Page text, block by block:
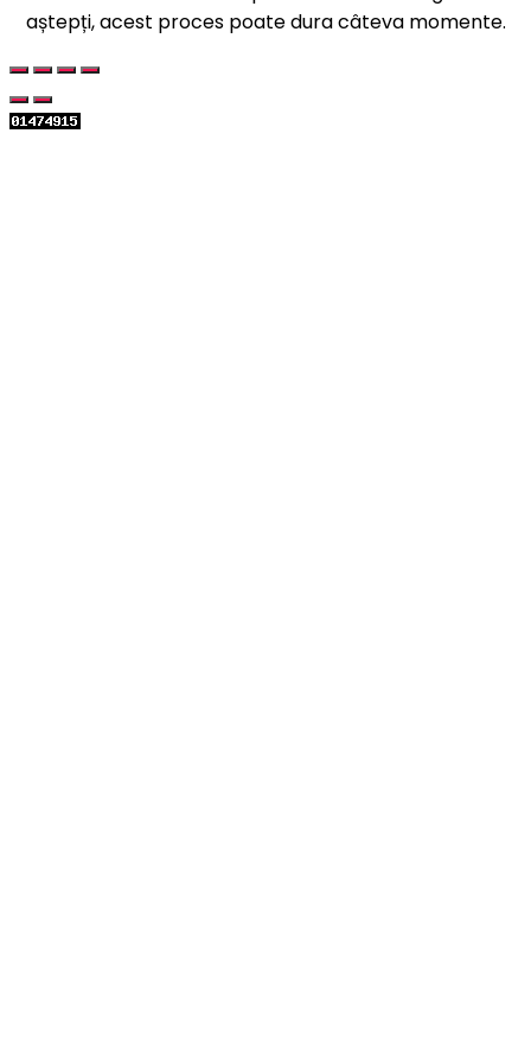
aștepți, acest proces poate dura câteva momente.